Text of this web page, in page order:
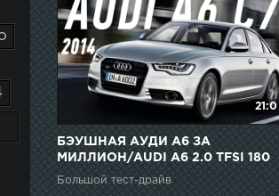
21:0
БЭУШНАЯ АУДИ А6 ЗА
МИЛЛИОН/AUDI A6 2.0 TFSI 180
Л.С. (C7)/БОЛЬШОЙ ТЕСТ ДРАЙВ
Б.У.
Большой тест-драйв